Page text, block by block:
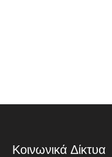
Κοινωνικά Δίκτυα